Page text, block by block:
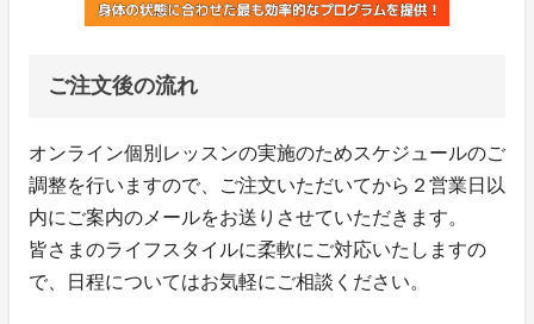
ご注文後の流れ
オンライン個別レッスンの実施のためスケジュールのご
調整を行いますので、ご注文いただいてから２営業日以
内にご案内のメールをお送りさせていただきます。
皆さまのライフスタイルに柔軟にご対応いたしますの
で、日程についてはお気軽にご相談ください。